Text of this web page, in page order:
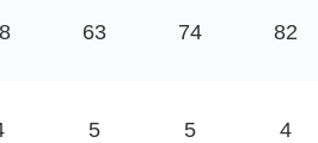
63 74 82
5 5 4